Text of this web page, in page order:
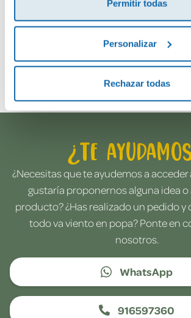
Permitir todas
Personalizar
Rechazar todas
Envía tu opinión
¿Te
¿Necesitas que te ayudemos a acceder
gustaría proponernos alguna idea
producto? ¿Has realizado un pedido y
todo va viento en popa? Ponte en
nosotros.
WhatsApp
916597360